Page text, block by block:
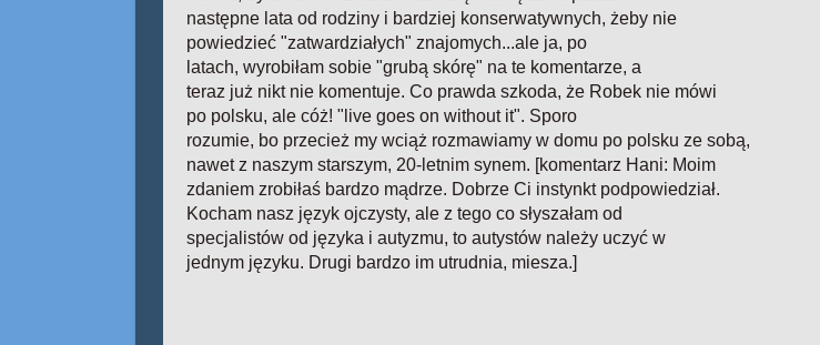
następne lata od rodziny i bardziej konserwatywnych, żeby nie
powiedzieć "zatwardziałych" znajomych...ale ja, po
latach, wyrobiłam sobie "grubą skórę" na te komentarze, a
teraz już nikt nie komentuje. Co prawda szkoda, że Robek nie mówi
po polsku, ale cóż! "live goes on without it". Sporo
rozumie, bo przecież my wciąż rozmawiamy w domu po polsku ze sobą,
nawet z naszym starszym, 20-letnim synem. [komentarz Hani: Moim
zdaniem zrobiłaś bardzo mądrze. Dobrze Ci instynkt podpowiedział.
Kocham nasz język ojczysty, ale z tego co słyszałam od
specjalistów od języka i autyzmu, to autystów należy uczyć w
jednym języku. Drugi bardzo im utrudnia, miesza.]